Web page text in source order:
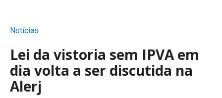
Notícias
Lei da vistoria sem IPVA em
dia volta a ser discutida na
Alerj